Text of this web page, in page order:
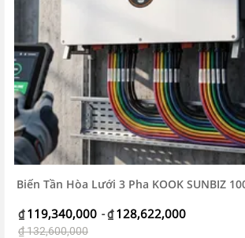
Biến Tần Hòa Lưới 3 Pha KOOK SUNBIZ
₫ 119,340,000 -₫ 128,622,000
₫132,600,000